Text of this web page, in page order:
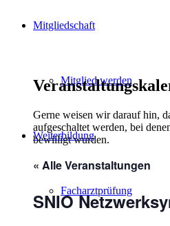
Mitgliedschaft
Mitglied werden
Weiterbildung
Facharztprüfung
Gerne weisen wir darauf hin,
aufgeschaltet werden, bei
bewilligt wurden.
« Alle Veranstaltungen
SNIO